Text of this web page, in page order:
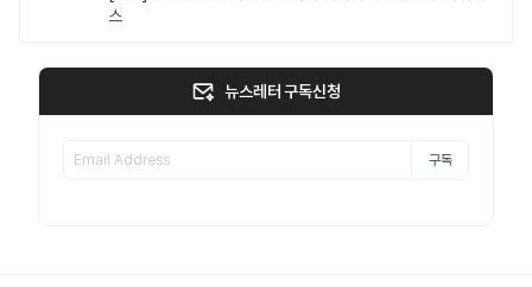
스
뉴스레터 구독신청
구독